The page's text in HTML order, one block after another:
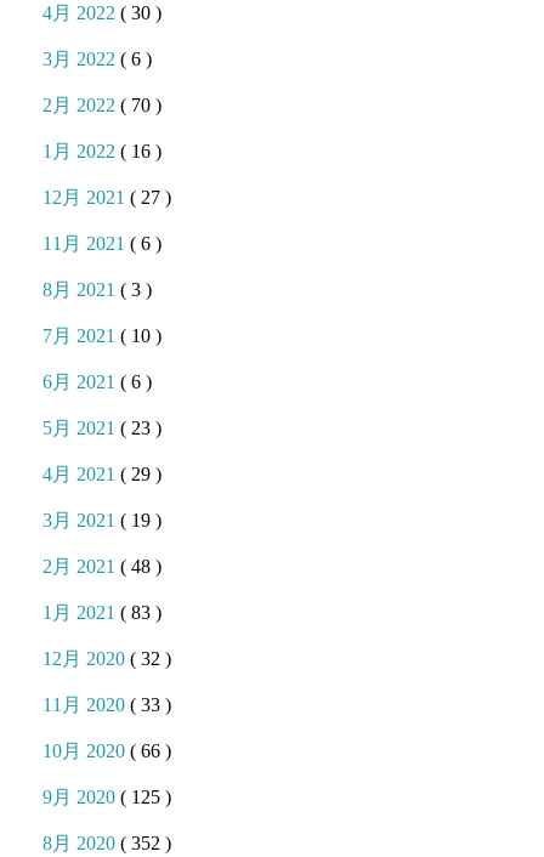
4月 2022( 30 )
3月 2022( 6 )
2月 2022( 70 )
1月 2022( 16 )
12月 2021( 27 )
11月 2021( 6 )
8月 2021( 3 )
7月 2021( 10 )
6月 2021( 6 )
5月 2021( 23 )
4月 2021( 29 )
3月 2021( 19 )
2月 2021( 48 )
1月 2021( 83 )
12月 2020( 32 )
11月 2020( 33 )
10月 2020( 66 )
9月 2020( 125 )
8月 2020( 352 )